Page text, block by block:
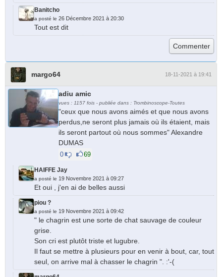
Banitcho
a posté le 26 Décembre 2021 à 20:30
Tout est dit
margo64 18-11-2021 à 19:41
adiu amic
vues : 1157 fois - publiée dans : Trombinoscope-Toutes
"ceux que nous avons aimés et que nous avons
perdus,ne seront plus jamais où ils étaient, mais
ils seront partout où nous sommes" Alexandre
DUMAS
0 69
HAIFFE Jay
a posté le 19 Novembre 2021 à 09:27
Et oui , j'en ai de belles aussi
piou ?
a posté le 19 Novembre 2021 à 09:42
" le chagrin est une sorte de chat sauvage de couleur
grise.
Son cri est plutôt triste et lugubre.
Il faut se mettre à plusieurs pour en venir à bout, car, tout
seul, on arrive mal à chasser le chagrin ". :'-(